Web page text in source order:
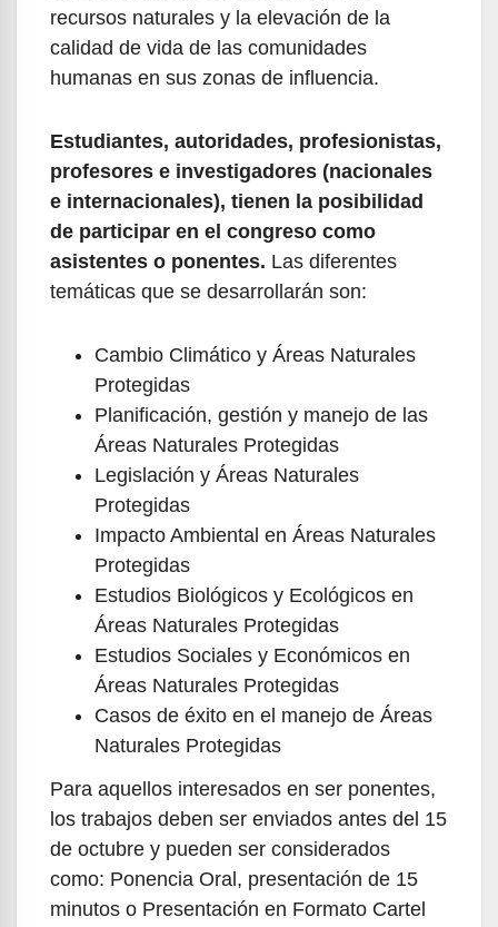
recursos naturales y la elevación de la
calidad de vida de las comunidades
humanas en sus zonas de influencia.
Estudiantes, autoridades, profesionistas,
profesores e investigadores (nacionales
e internacionales), tienen la posibilidad
de participar en el congreso como
asistentes o ponentes. Las diferentes
temáticas que se desarrollarán son:
Cambio Climático y Áreas Naturales
Protegidas
Planificación, gestión y manejo de las
Áreas Naturales Protegidas
Legislación y Áreas Naturales
Protegidas
Impacto Ambiental en Áreas Naturales
Protegidas
Estudios Biológicos y Ecológicos en
Áreas Naturales Protegidas
Estudios Sociales y Económicos en
Áreas Naturales Protegidas
Casos de éxito en el manejo de Áreas
Naturales Protegidas
Para aquellos interesados en ser ponentes,
los trabajos deben ser enviados antes del 15
de octubre y pueden ser considerados
como: Ponencia Oral, presentación de 15
minutos o Presentación en Formato Cartel